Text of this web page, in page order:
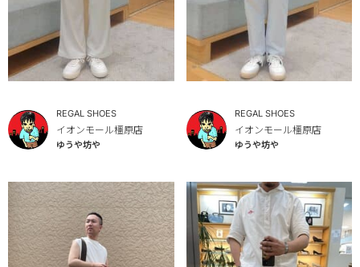
REGAL SHOES
イオンモール橿原店
ゆうや坊や
REGAL SHOES
イオンモール橿原店
ゆうや坊や